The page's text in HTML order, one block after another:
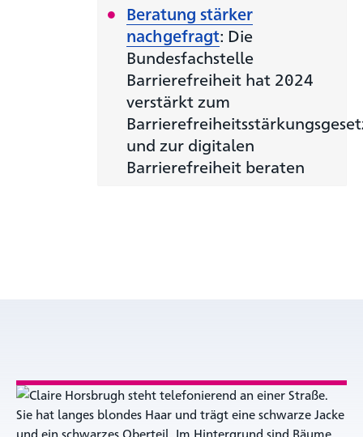
Beratung stärker
nachgefragt: Die
Bundesfachstelle
Barrierefreiheit hat 2024
verstärkt zum
und zur digitalen
Barrierefreiheit beraten